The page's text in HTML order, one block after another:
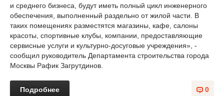
и среднего бизнеса, будут иметь полный цикл инженерного
обеспечения, выполненный раздельно от жилой части. В
таких помещениях разместятся магазины, кафе, салоны
красоты, спортивные клубы, компании, предоставляющие
сервисные услуги и культурно-досуговые учреждения», -
сообщил руководитель Департамента строительства города
Москвы Рафик Загрутдинов.
0
Подробнее